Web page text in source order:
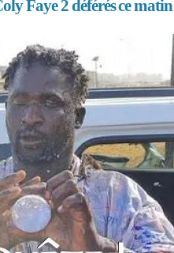
Faye 2 déférés ce matin